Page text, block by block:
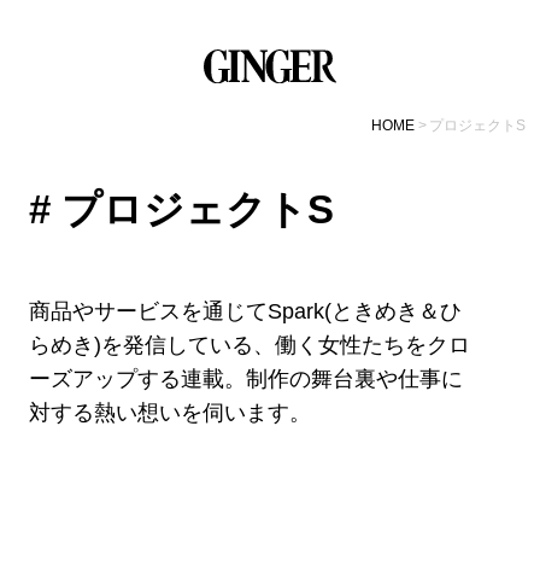
HOME プロジェクトS
# プロジェクトS
商品やサービスを通じてSpark(ときめき＆ひ
らめき)を発信している、働く女性たちをクロ
ーズアップする連載。制作の舞台裏や仕事に
対する熱い想いを伺います。